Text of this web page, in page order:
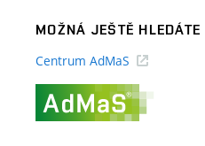
MOŽNÁ JEŠTĚ HLEDÁTE
Centrum AdMaS